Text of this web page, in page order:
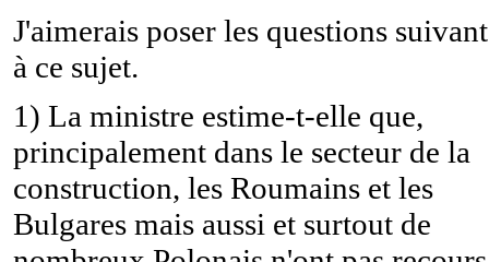
J'aimerais poser les questions
à ce sujet.
1) La ministre estime-t-elle que,
principalement dans le secteur de la
construction, les Roumains et les
Bulgares mais aussi et surtout de